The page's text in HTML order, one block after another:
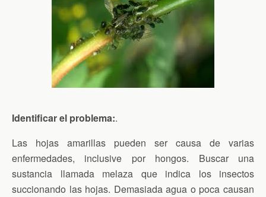
Identificar el problema:.
Las hojas amarillas pueden ser causa de varias
enfermedades, inclusive por hongos. Buscar una
sustancia llamada melaza que indica los insectos
succionando las hojas. Demasiada agua o poca causan